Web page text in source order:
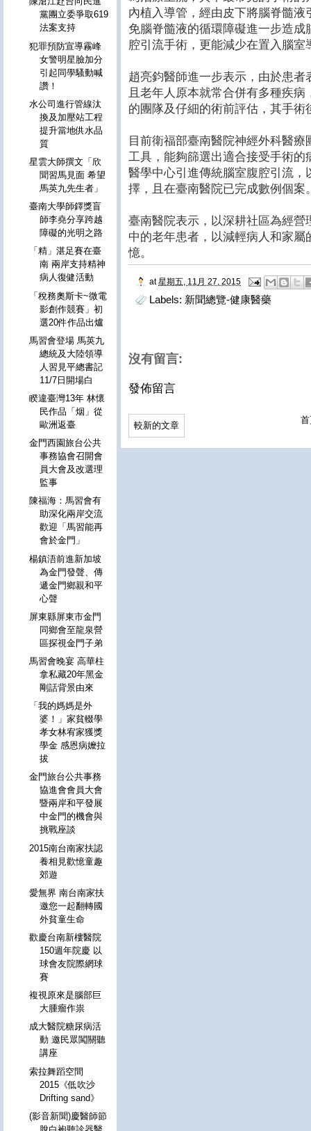
內植入導管，經由皮下將腦脊髓
免腦脊髓液的循環障礙進一步造
腔引流手術，更能減少在置入腦
趙亮鈞醫師進一步表示，由於患
且老年人原本就常合併有多種疾
的團隊及仔細的術前評估，其手
目前衛福部臺南醫院神經外科醫
工具，能夠篩選出適合接受手術
醫學中心引進傳統腦室腹腔引流
擇，且在臺南醫院已完成數例個案
臺南醫院表示，以深耕社區為經
中的老年患者，以減輕病人和家
憶。
at 星期五, 11月 27, 2015
Labels: 新聞總覽-健康醫藥
沒有留言:
發佈留言
較新的文章
黨團立委爭取619
法案支持
犯罪預防宣導霧峰
女警明星臉加分
引起同學騷動喊
讚！
水公司進行管線汰
換及加壓站工程
提升當地供水品
質
星雲大師撰文「欣
聞習馬見面 希望
馬英九先生者」
臺南大學師鐸獎盲
師李堯分享跨越
障礙的光明之路
「精」湛足賽在臺
南 兩岸支持精神
病人復健活動
「稅務奧斯卡~微電
影創作競賽」初
選20件作品出爐
馬習會登場 馬英九
總統及大陸領導
人習見平總書記
11/7日開場白
睽違臺灣13年 林懷
民作品「烟」從
歐洲返臺
金門西園旅台公共
事務協會召開會
員大會及改選理
監事
陳福海：馬習會有
助深化兩岸交流
歡迎「馬習能再
會於金門」
楊鎮浯前進新加坡
為金門發聲、傳
遞金門鄉親和平
心聲
屏東縣屏東市金門
同鄉會至龍泉營
區探視金門子弟
馬習會晚宴 高華柱
拿私藏20年黑金
剛話背景由來
「我的媽媽是外
婆！」家貧輟學
孝女林宥家獲獎
學金 感恩病嬤拉
拔
金門旅台公共事務
協進會會員大會
暨兩岸和平發展
中金門的機會與
挑戰座談
2015南台南家扶認
養相見歡憶童趣
郊遊
愛無界 南台南家扶
邀您一起翻轉國
外貧童生命
歡慶台南新樓醫院
150週年院慶 以
球會友院際網球
賽
複視原來是腦部巨
大腫瘤作祟
成大醫院糖尿病活
動 邀民眾闖關聽
講座
索拉舞蹈空間
2015《低吹沙
Drifting sand》
(影音新聞)慶醫師節